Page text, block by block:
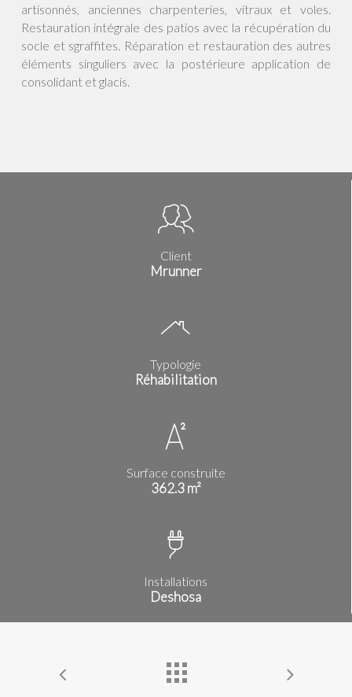
artisonnés, anciennes charpenteries, vitraux et voles.
Restauration intégrale des patios avec la récupération du
socle et sgraffites. Réparation et restauration des autres
éléments singuliers avec la postérieure application de
consolidant et glacis.
Client
Mrunner
Typologie
Réhabilitation
Surface construite
362.3 m²
Installations
Deshosa